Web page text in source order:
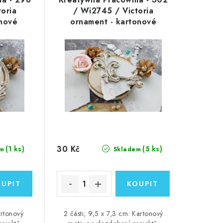
(1 ks)
/ Wi2745 / Victoria
ornament - kartonové
Skladem (5 ks)
30 Kč
2 části; 9,5 x 7,3 cm. Kartonový